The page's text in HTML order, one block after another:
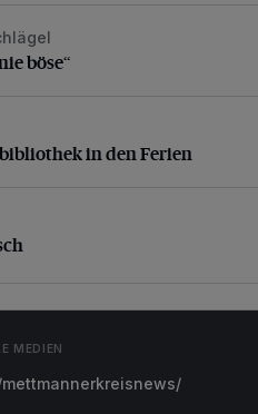
böse“
böse“
in den Ferien
in den Ferien
MEDIEN